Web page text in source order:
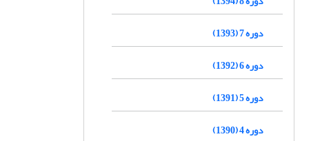
دوره 7 (1393)
دوره 6 (1392)
دوره 5 (1391)
دوره 4 (1390)